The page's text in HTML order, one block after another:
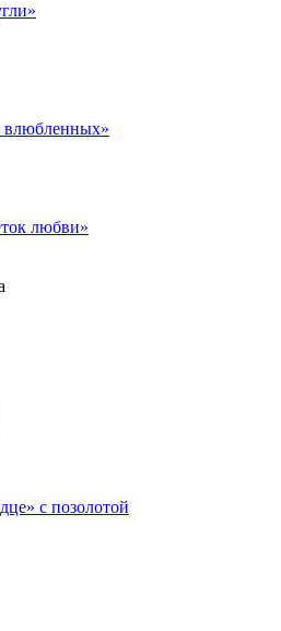
влюбленных»
любви»
с позолотой